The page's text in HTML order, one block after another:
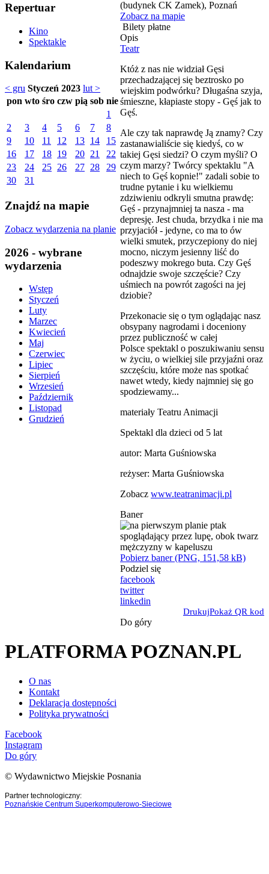
Repertuar
Kino
Spektakle
Kalendarium
< gru Styczeń 2023 lut >
pon wto śro czw pią sob nie
1
2
3 4 5 6 7
8
9
10 11 12 13 14
15
16
17 18 19 20 21
22
23
24 25 26 27 28
29
30
31
Znajdź na mapie
Zobacz wydarzenia na planie
2026 - wybrane
wydarzenia
Wstęp
Styczeń
Luty
Marzec
Kwiecień
Maj
Czerwiec
Lipiec
Sierpień
Wrzesień
Październik
Listopad
Grudzień
(budynek CK Zamek), Poznań
Zobacz na mapie
Bilety płatne
Opis
Teatr
Któż z nas nie widział Gęsi
przechadzającej się beztrosko po
wiejskim podwórku? Długaśna szyja,
śmieszne, kłapiaste stopy - Gęś jak to
Gęś.
Ale czy tak naprawdę Ją znamy? Czy
zastanawialiście się kiedyś, co w
takiej Gęsi siedzi? O czym myśli? O
czym marzy? Twórcy spektaklu "A
niech to Gęś kopnie!" zadali sobie to
trudne pytanie i ku wielkiemu
zdziwieniu odkryli smutna prawdę:
Gęś - przynajmniej ta nasza - ma
depresję. Jest chuda, brzydka i nie ma
przyjaciół - jedyne, co ma to ów
wielki smutek, przyczepiony do niej
mocno, niczym jesienny liść do
podeszwy mokrego buta. Czy Gęś
odnajdzie swoje szczęście? Czy
uśmiech na powrót zagości na jej
dziobie?
Przekonacie się o tym oglądając nasz
obsypany nagrodami i doceniony
przez publiczność w całej
Polsce spektakl o poszukiwaniu sensu
w życiu, o wielkiej sile przyjaźni oraz
szczęściu, które może nas spotkać
nawet wtedy, kiedy najmniej się go
spodziewamy...
materiały Teatru Animacji
Spektakl dla dzieci od 5 lat
autor: Marta Guśniowska
reżyser: Marta Guśniowska
Zobacz www.teatranimacji.pl
Baner
Pobierz baner (PNG, 151,58 kB)
Podziel się
facebook
twitter
linkedin
DrukujPokaż QR kod
Do góry
PLATFORMA POZNAN.PL
O nas
Kontakt
Deklaracja dostępności
Polityka prywatności
Facebook
Instagram
Do góry
© Wydawnictwo Miejskie Posnania
Partner technologiczny:
Poznańskie Centrum Superkomputerowo-Sieciowe